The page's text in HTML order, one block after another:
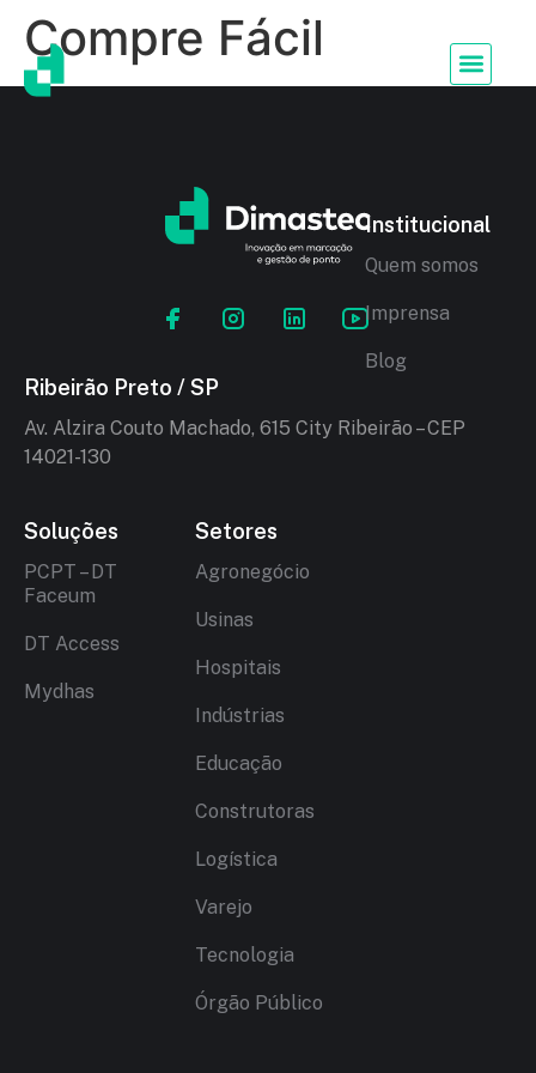
Compre Fácil
Ribeirão Preto / SP
Av. Alzira Couto Machado, 615 City Ribeirão – CEP
14021-130
Soluções
PCPT – DT
Faceum
DT Access
Mydhas
Setores
Agronegócio
Usinas
Hospitais
Indústrias
Educação
Construtoras
Logística
Varejo
Tecnologia
Órgão Público
Institucional
Quem somos
Imprensa
Blog